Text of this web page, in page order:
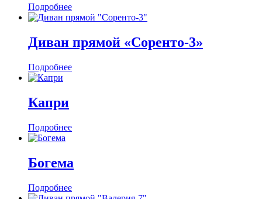
Подробнее
Диван прямой «Соренто-3»
Подробнее
Капри
Подробнее
Богема
Подробнее